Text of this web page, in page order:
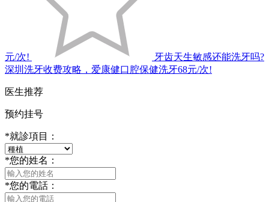
元/次!
牙齿天生敏感还能洗牙吗?
深圳洗牙收费攻略，爱康健口腔保健洗牙68元/次!
医生推荐
预约挂号
*就診項目：
*您的姓名：
*您的電話：